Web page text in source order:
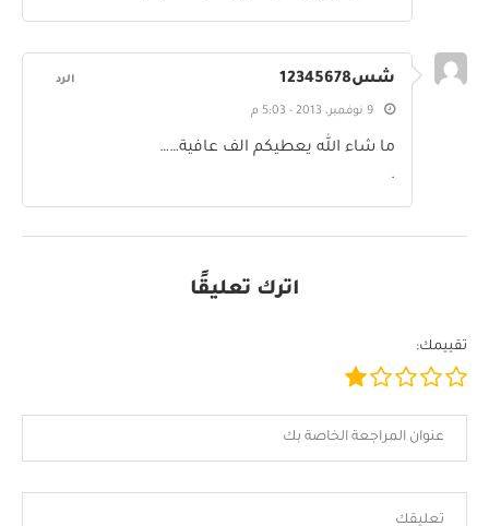
شس12345678
9 نوفمبر، 2013 - 5:03 م
ما شاء الله يعطيكم الف عافية……
.
الرد
اترك تعليقًا
تقييمك: